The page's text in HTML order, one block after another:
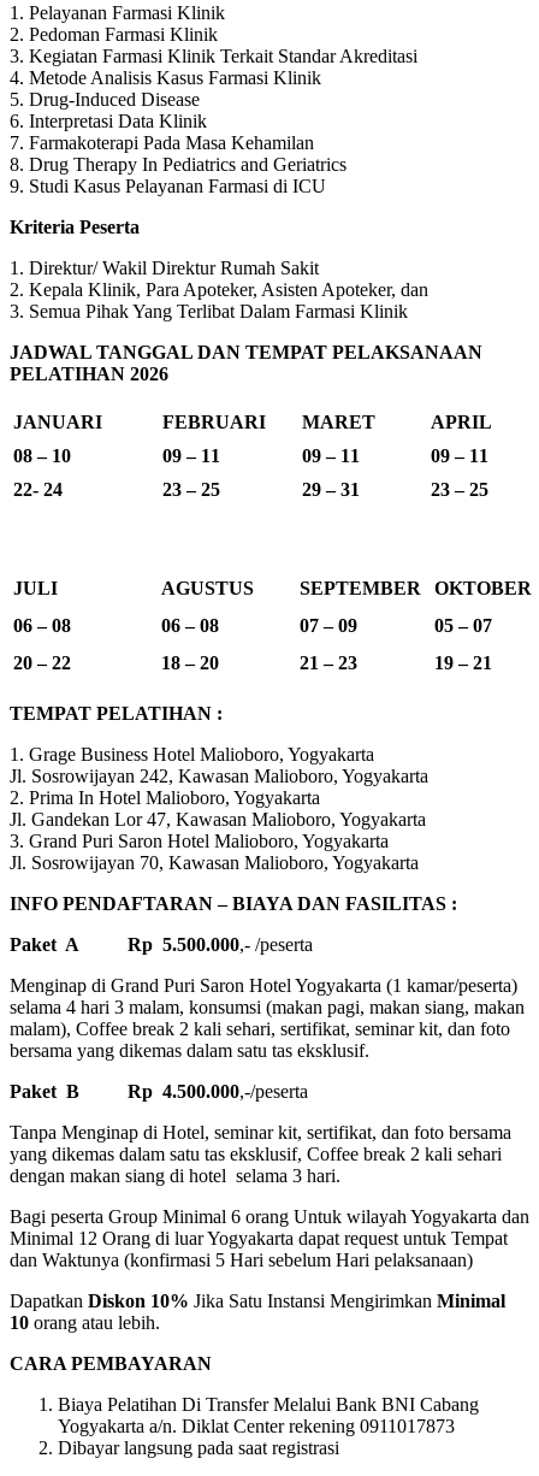
1. Pelayanan Farmasi Klinik
2. Pedoman Farmasi Klinik
3. Kegiatan Farmasi Klinik Terkait Standar Akreditasi
4. Metode Analisis Kasus Farmasi Klinik
5. Drug-Induced Disease
6. Interpretasi Data Klinik
7. Farmakoterapi Pada Masa Kehamilan
8. Drug Therapy In Pediatrics and Geriatrics
9. Studi Kasus Pelayanan Farmasi di ICU
Kriteria Peserta
1. Direktur/ Wakil Direktur Rumah Sakit
2. Kepala Klinik, Para Apoteker, Asisten Apoteker, dan
3. Semua Pihak Yang Terlibat Dalam Farmasi Klinik
JADWAL TANGGAL DAN TEMPAT PELAKSANAAN
PELATIHAN 2026
JANUARI FEBRUARI MARET
APRIL
08 – 10
09 – 11 09 – 11
09 – 11
22- 24
23 – 25 29 – 31 23 – 25
JULI AGUSTUS SEPTEMBER
OKTOBER
06 – 08
06 – 08 07 – 09
05 – 07
20 – 22
18 – 20 21 – 23 19 – 21
TEMPAT PELATIHAN :
1. Grage Business Hotel Malioboro, Yogyakarta
Jl. Sosrowijayan 242, Kawasan Malioboro, Yogyakarta
2. Prima In Hotel Malioboro, Yogyakarta
Jl. Gandekan Lor 47, Kawasan Malioboro, Yogyakarta
3. Grand Puri Saron Hotel Malioboro, Yogyakarta
Jl. Sosrowijayan 70, Kawasan Malioboro, Yogyakarta
INFO PENDAFTARAN – BIAYA DAN FASILITAS :
Paket A Rp 5.500.000,- /peserta
Menginap di Grand Puri Saron Hotel Yogyakarta (1 kamar/peserta)
selama 4 hari 3 malam, konsumsi (makan pagi, makan siang, makan
malam), Coffee break 2 kali sehari, sertifikat, seminar kit, dan foto
bersama yang dikemas dalam satu tas eksklusif.
Paket B Rp 4.500.000,-/peserta
Tanpa Menginap di Hotel, seminar kit, sertifikat, dan foto bersama
yang dikemas dalam satu tas eksklusif, Coffee break 2 kali sehari
dengan makan siang di hotel selama 3 hari.
Bagi peserta Group Minimal 6 orang Untuk wilayah Yogyakarta dan
Minimal 12 Orang di luar Yogyakarta dapat request untuk Tempat
dan Waktunya (konfirmasi 5 Hari sebelum Hari pelaksanaan)
Dapatkan Diskon 10% Jika Satu Instansi Mengirimkan Minimal
10 orang atau lebih.
CARA PEMBAYARAN
Biaya Pelatihan Di Transfer Melalui Bank BNI Cabang
Yogyakarta a/n. Diklat Center rekening 0911017873
Dibayar langsung pada saat registrasi